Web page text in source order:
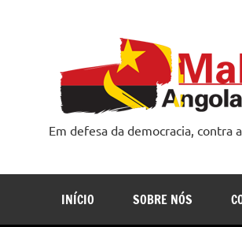
Em defesa da democracia, contra
INÍCIO SOBRE NÓS